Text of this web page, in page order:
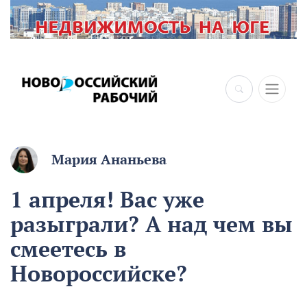
×
Мария Ананьева
1 апреля! Вас уже
разыграли? А над чем вы
смеетесь в
Новороссийске?